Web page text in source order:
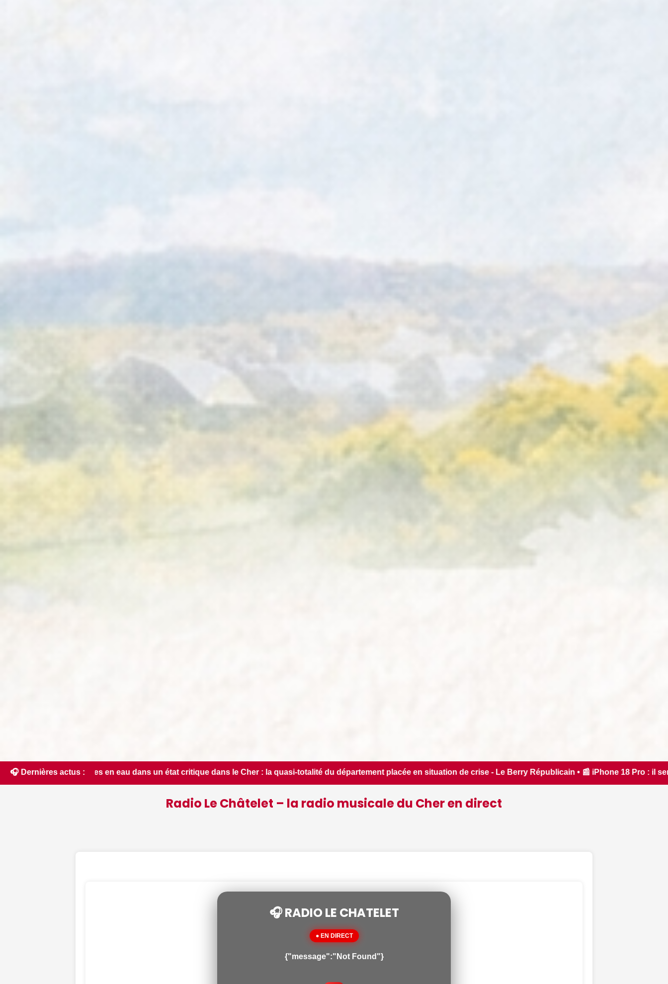
🎧 Dernières actus :
dans le Cher : la quasi-totalité du département placée en situation de crise - Le Berry Républicain • 📰 iPhone 18 Pro : il sera bien plus cher que prévu - iphon.fr • 📰
Radio Le Châtelet – la radio musicale du Cher en direct
🎧 RADIO LE CHATELET
● EN DIRECT
{"message":"Not Found"}